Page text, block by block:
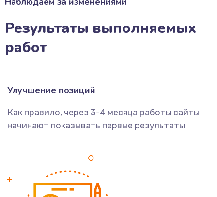
Результаты выполняемых
работ
Улучшение позиций
Как правило, через 3-4 месяца работы сайты
начинают показывать первые результаты.